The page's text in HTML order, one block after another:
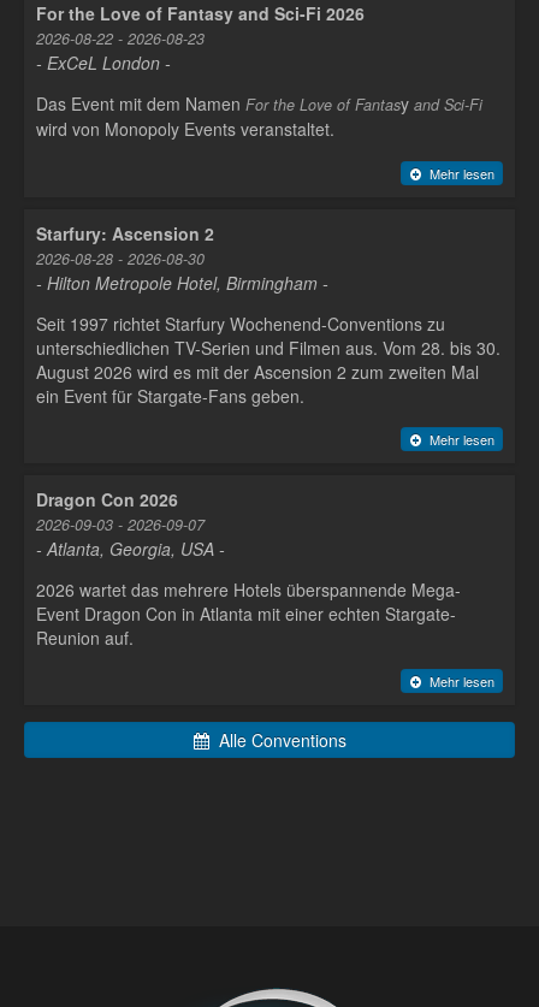
For the Love of Fantasy and Sci-Fi 2026
2026-08-22 - 2026-08-23
- ExCeL London -
Das Event mit dem Namen For the Love of Fantasy and Sci-Fi
wird von Monopoly Events veranstaltet.
Mehr lesen
Starfury: Ascension 2
2026-08-28 - 2026-08-30
- Hilton Metropole Hotel, Birmingham -
Seit 1997 richtet Starfury Wochenend-Conventions zu
unterschiedlichen TV-Serien und Filmen aus. Vom 28. bis 30.
August 2026 wird es mit der Ascension 2 zum zweiten Mal
ein Event für Stargate-Fans geben.
Mehr lesen
Dragon Con 2026
2026-09-03 - 2026-09-07
- Atlanta, Georgia, USA -
2026 wartet das mehrere Hotels überspannende Mega-
Event Dragon Con in Atlanta mit einer echten Stargate-
Reunion auf.
Mehr lesen
Alle Conventions